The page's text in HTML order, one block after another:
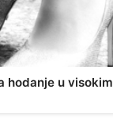
hodanje u visokim